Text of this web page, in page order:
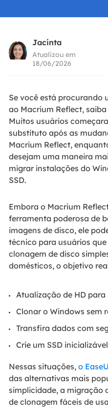
Jacinta
Atualizou em
18/06/2026
Se você está
ao Macrium Reflect,
Muitos usuários
substituto após as
Macrium Reflect,
desejam uma maneira
migrar instalações do
SSD.
Embora o Macrium
ferramenta poderosa de
imagens de disco, ele
técnico para usuários
clonagem de disco
domésticos, o objetivo
Atualização de HD para
Clonar o Windows sem
Transfira dados com
Crie um SSD
Nessas situações, o
das alternativas mais
simplicidade, a migração
de clonagem fáceis de